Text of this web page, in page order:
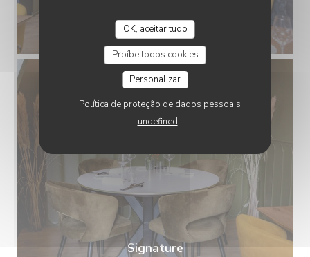
OK, aceitar tudo
Proíbe todos cookies
Personalizar
Política de proteção de dados pessoais
undefined
SIGNATURE
Signature